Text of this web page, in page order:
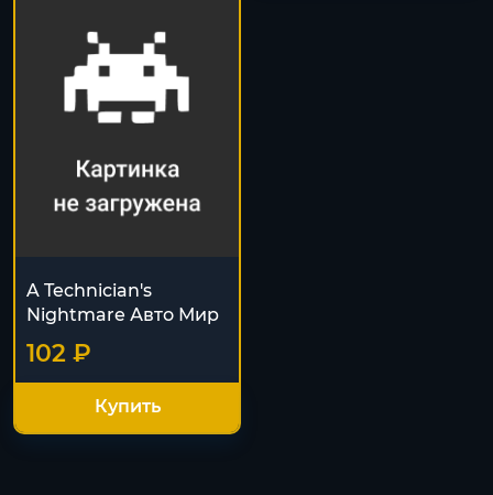
A Technician's
Nightmare Авто Мир
102 ₽
Купить